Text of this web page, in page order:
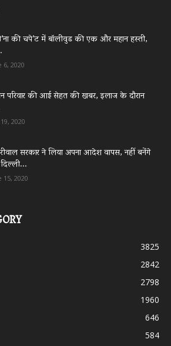
की चपे’ट में बॉलीवुड की एक और महान हस्ती,
6, 2020
परिवार की आई सेहत की खबर, इलाज के दौरान
2020
सरकार ने लिया अपना आदेश वापस, नहीं बनेंगे
15, 2020
3825
2842
2798
1960
646
584